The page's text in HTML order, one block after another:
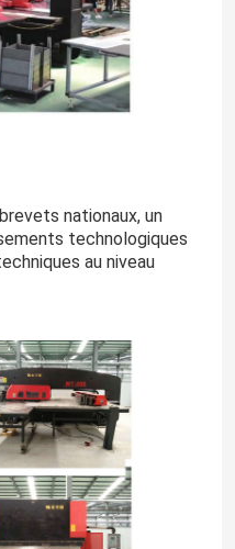
nationaux, un
technologiques
au niveau